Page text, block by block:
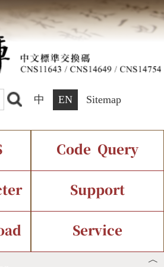
中 EN Sitemap
Current Status
Code Query
Support
Service
︿